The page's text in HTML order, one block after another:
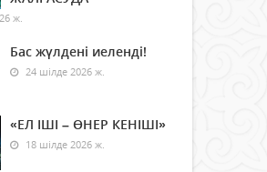
ж.
Бас жүлдені иеленді!
24 шілде 2026 ж.
«ЕЛ ІШІ – ӨНЕР КЕНІШІ»
18 шілде 2026 ж.